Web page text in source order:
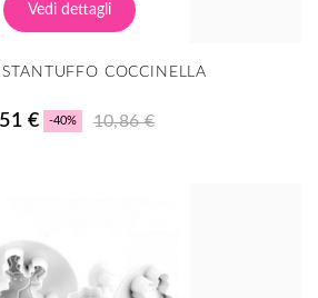
Vedi dettagli
COCCINELLA
€ -40% 10,86 €